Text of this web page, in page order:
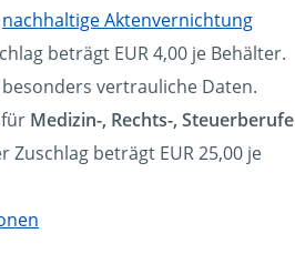
nachhaltige Aktenvernichtung
beträgt EUR 4,00 je Behälter.
vertrauliche Daten.
Medizin-, Rechts-, Steuerberufe
Zuschlag beträgt EUR 25,00 je